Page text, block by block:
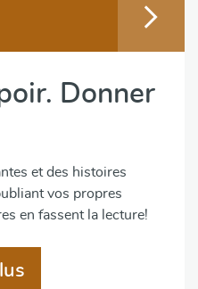
Donner
et des histoires
vos propres
en fassent la lecture!